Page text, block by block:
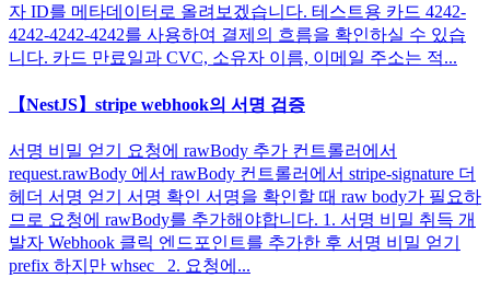
자 ID를 메타데이터로 올려보겠습니다. 테스트용 카드 4242-
4242-4242-4242를 사용하여 결제의 흐름을 확인하실 수 있습
니다. 카드 만료일과 CVC, 소유자 이름, 이메일 주소는 적...
【NestJS】stripe webhook의 서명 검증
서명 비밀 얻기 요청에 rawBody 추가 컨트롤러에서
request.rawBody 에서 rawBody 컨트롤러에서 stripe-signature 더
헤더 서명 얻기 서명 확인 서명을 확인할 때 raw body가 필요하
므로 요청에 rawBody를 추가해야합니다. 1. 서명 비밀 취득 개
발자 Webhook 클릭 엔드포인트를 추가한 후 서명 비밀 얻기
prefix 하지만 whsec_ 2. 요청에...